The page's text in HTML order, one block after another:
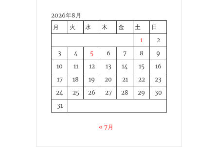
2026年8月
月
火 水 木 金 土
日
1
2
3
4 5 6 7 8
9
10
11 12 13 14 15
16
17
18 19 20 21 22
23
24
25 26 27 28 29
30
31
« 7月